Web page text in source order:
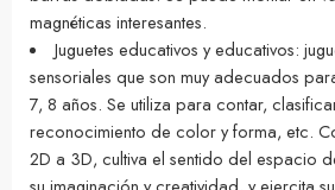
magnéticas interesantes.
Juguetes educativos y educativos:
sensoriales que son muy adecuados
7, 8 años. Se utiliza para contar,
reconocimiento de color y forma, etc.
2D a 3D, cultiva el sentido del espacio